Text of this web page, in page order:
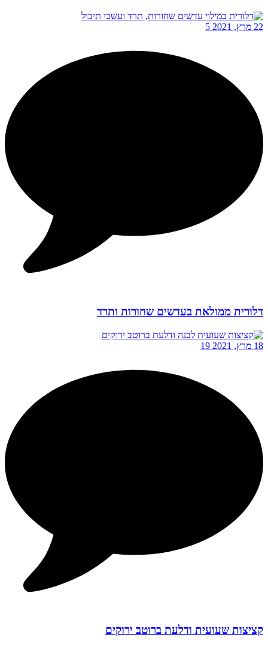
22 מרץ, 2021 5
דלורית ממולאת בעדשים שחורות ותרד
18 מרץ, 2021 19
קציצות שעועית ודלעת ברוטב ירוקים